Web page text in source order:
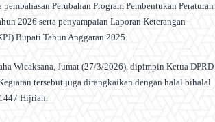
Perubahan Program Pembentukan Peraturan
2026 serta penyampaian Laporan Keterangan
Bupati Tahun Anggaran 2025.
Wicaksana, Jumat (27/3/2026), dipimpin Ketua DPRD
tersebut juga dirangkaikan dengan halal bihalal
Hijriah.